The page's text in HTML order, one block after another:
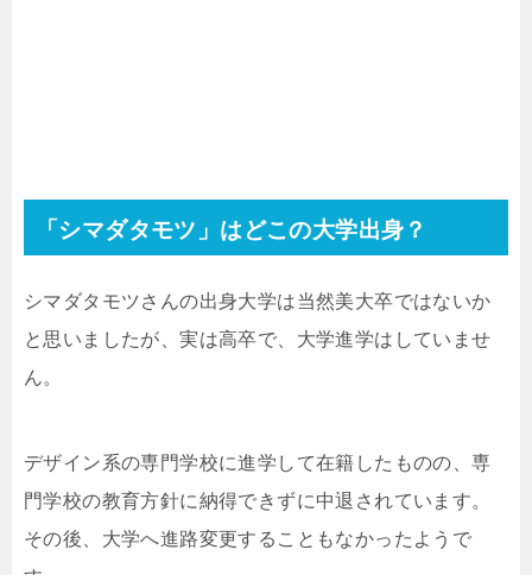
「シマダタモツ」はどこの大学出身？
シマダタモツさんの出身大学は当然美大卒ではないか
と思いましたが、実は高卒で、大学進学はしていませ
ん。
デザイン系の専門学校に進学して在籍したものの、専
門学校の教育方針に納得できずに中退されています。
その後、大学へ進路変更することもなかったようで